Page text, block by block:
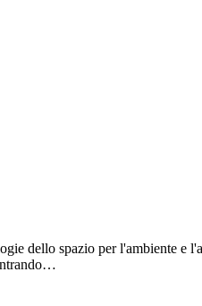
dello spazio per l'ambiente e